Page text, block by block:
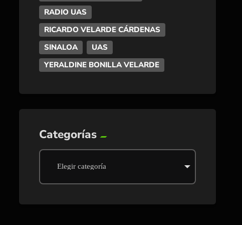
RADIO UAS
RICARDO VELARDE CÁRDENAS
SINALOA
UAS
YERALDINE BONILLA VELARDE
Categorías